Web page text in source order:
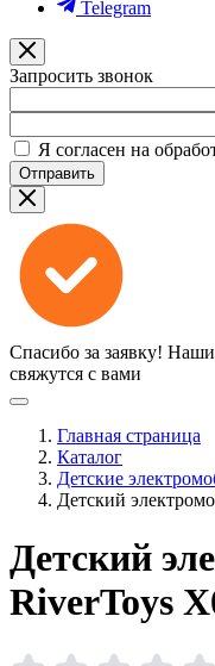
Telegram
Запросить звонок
Я согласен на
Отправить
Спасибо за заявку! Наши
свяжутся с вами
Главная страница
Каталог
Детские
Детский
Детский
RiverToys